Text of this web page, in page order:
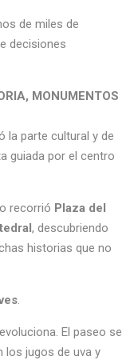
de miles de
decisiones
MONUMENTOS
la parte cultural y de
guiada por el centro
recorrió Plaza del
, descubriendo
historias que no
.
El paseo se
los jugos de uva y